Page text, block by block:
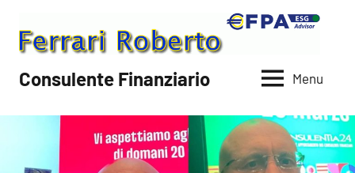
contenuto
Consulente Finanziario Menu